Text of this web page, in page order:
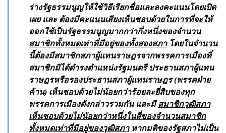
ร่างรัฐธรรมนูญให้ใช้วิธีเรียกชื่อและลงคะแนนโดยเปิด
เผย และ ต้องมีคะแนนเสียงเห็นชอบด้วยในการที่จะให้
ออกใช้เป็นรัฐธรรมนูญมากกว่ากึ่งหนึ่งของจำนวน
สมาชิกทั้งหมดเท่าที่มีอยู่ของทั้งสองสภาโดยในจำนวน
นี้ต้องมีสมาชิกสภาผู้แทนราษฎรจากพรรคการเมืองที่
สมาชิกมิได้ดำรงตำแหน่งรัฐมนตรี ประธานสภาผู้แทน
ราษฎรหรือรองประธานสภาผู้แทนราษฎร (พรรคฝ่าย
ค้าน) เห็นชอบด้วยไม่น้อยกว่าร้อยละยี่สิบของทุก
พรรคการเมืองดังกล่าวรวมกัน และมีสมาชิกวุฒิสภา
เห็นชอบด้วยไม่น้อยกว่าหนึ่งในสี่ของจำนวนสมาชิก
ทั้งหมดเท่าที่มีอยู่ของวุฒิสภาหากมติของรัฐสภาไม่เป็น